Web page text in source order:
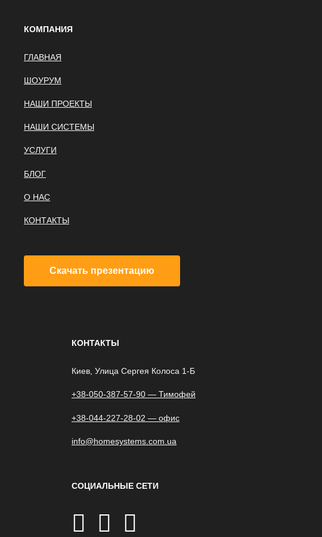
КОМПАНИЯ
ГЛАВНАЯ
ШОУРУМ
НАШИ ПРОЕКТЫ
НАШИ СИСТЕМЫ
УСЛУГИ
БЛОГ
О НАС
КОНТАКТЫ
Скачать презентацию
КОНТАКТЫ
Киев, Улица Сергея Колоса 1-Б
+38-050-387-57-90 — Тимофей
+38-044-227-28-02 — офис
info@homesystems.com.ua
СОЦИАЛЬНЫЕ СЕТИ